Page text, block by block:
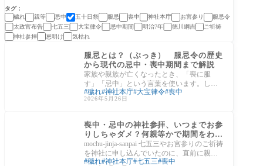
タグ
穢れ
親等 忌中 五十日祭 服忌 喪中 神社本庁 お宮参り
服忌令
太政官布告
七五三 大宝律令 忌中期間 明治7年 徳川綱吉
ご祈祷
神社参拝
忌明け 気枯れ
日本の文化
服忌とは？（ぶっき） 服忌令の歴史
から現代の忌中・喪中期間まで解説
家族や親族が亡くなったとき、「喪に服
す」「忌中」という言葉を使います。しか
し「服忌（ぶっき）」という言葉を正確に
説明でき
穢れ 神社本庁 大宝律令 喪中
2026年5月26日
喪中・忌中の神社参拝、いつまでお参
りしちゃダメ？何親等かで期間をわか
りやすく解説
mochu-jinja-sanpai 七五三やお宮参りのご祈祷
を神社に申し込んでいたのに、直前に親戚
が亡くなってしまった——。こんな状況に
穢れ 神社本庁 七五三 喪中